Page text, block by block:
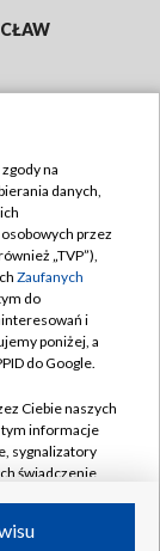
na
danych,
przez
„TVP”),
Zaufanych
do
i
poniżej, a
do Google.
Ciebie naszych
tym informacje
sygnalizatory
świadczenie